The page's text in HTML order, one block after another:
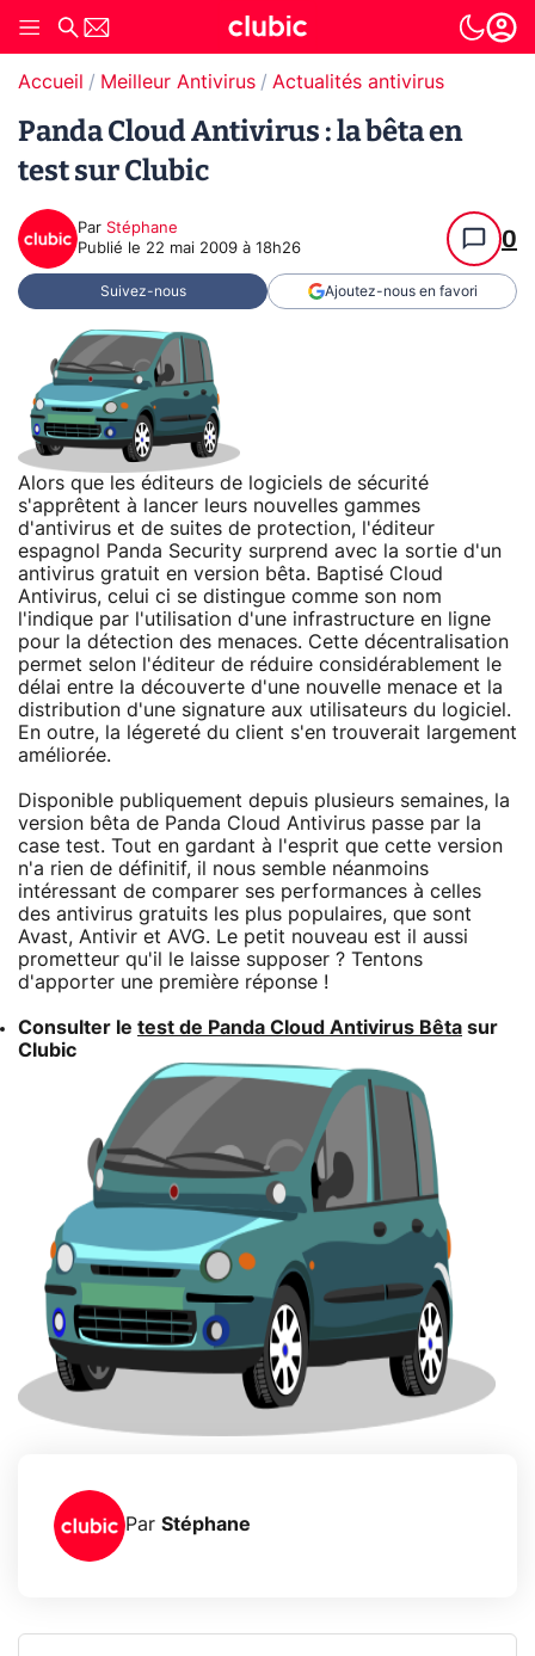
Accueil Meilleur Antivirus Actualités antivirus
Panda Cloud Antivirus : la bêta en
test sur Clubic
Par Stéphane
Publié le 22 mai 2009 à 18h26 0
Suivez-nous Ajoutez-nous en favori
Alors que les éditeurs de logiciels de sécurité
s'apprêtent à lancer leurs nouvelles gammes
d'antivirus et de suites de protection, l'éditeur
espagnol Panda Security surprend avec la sortie d'un
antivirus gratuit en version bêta. Baptisé Cloud
Antivirus, celui ci se distingue comme son nom
l'indique par l'utilisation d'une infrastructure en ligne
pour la détection des menaces. Cette décentralisation
permet selon l'éditeur de réduire considérablement le
délai entre la découverte d'une nouvelle menace et la
distribution d'une signature aux utilisateurs du logiciel.
En outre, la légereté du client s'en trouverait largement
améliorée.
Disponible publiquement depuis plusieurs semaines, la
version bêta de Panda Cloud Antivirus passe par la
case test. Tout en gardant à l'esprit que cette version
n'a rien de définitif, il nous semble néanmoins
intéressant de comparer ses performances à celles
des antivirus gratuits les plus populaires, que sont
Avast, Antivir et AVG. Le petit nouveau est il aussi
prometteur qu'il le laisse supposer ? Tentons
d'apporter une première réponse !
Consulter le test de Panda Cloud Antivirus Bêta sur
Clubic
Par Stéphane